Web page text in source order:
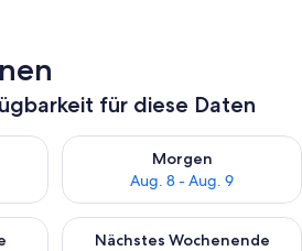
für diese Daten
für heute Nacht, Aug. 7 - Aug. 8.
Morgen
Aug. 8 - Aug. 9
Überprüfe die Verfügbarkeit
für dieses Wochenende, Aug. 7
Nächstes Wochenende
Überprüfe die Verfügbarkeit